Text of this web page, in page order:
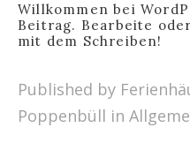
Willkommen bei
Beitrag. Bearbeite
mit dem Schreiben!
Published by
Poppenbüll in